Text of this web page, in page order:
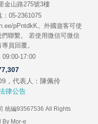
金山路275號3樓
：05-2361075
pPntdkK。外國遊客可使
聯繫。 若使用微信可微信
員回覆。
09:00-17:00
，代表人：陳佩伶
律公告
統編93567536 All Rights
By Mor-e